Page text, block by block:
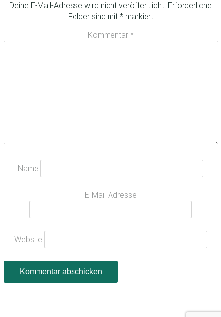
Deine E-Mail-Adresse wird nicht veröffentlicht. Erforderliche
Felder sind mit *markiert
Kommentar *
Name
E-Mail-Adresse
Website